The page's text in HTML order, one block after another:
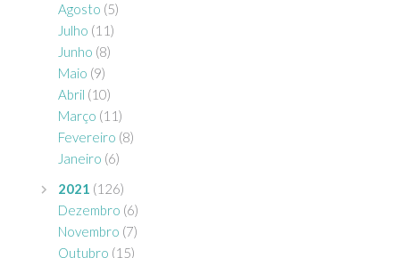
Agosto (5)
Julho (11)
Junho (8)
Maio (9)
Abril (10)
Março (11)
Fevereiro (8)
Janeiro (6)
2021 (126)
Dezembro (6)
Novembro (7)
Outubro (15)